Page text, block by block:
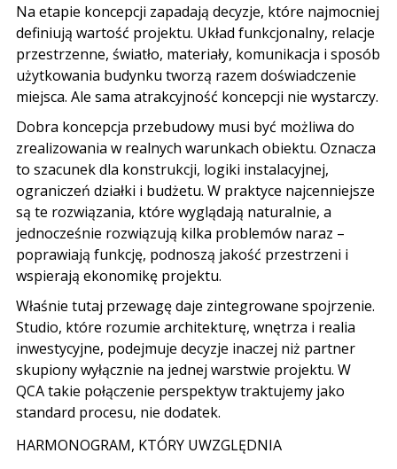
Na etapie koncepcji zapadają decyzje, które najmocniej
definiują wartość projektu. Układ funkcjonalny, relacje
przestrzenne, światło, materiały, komunikacja i sposób
użytkowania budynku tworzą razem doświadczenie
miejsca. Ale sama atrakcyjność koncepcji nie wystarczy.
Dobra koncepcja przebudowy musi być możliwa do
zrealizowania w realnych warunkach obiektu. Oznacza
to szacunek dla konstrukcji, logiki instalacyjnej,
ograniczeń działki i budżetu. W praktyce najcenniejsze
są te rozwiązania, które wyglądają naturalnie, a
jednocześnie rozwiązują kilka problemów naraz –
poprawiają funkcję, podnoszą jakość przestrzeni i
wspierają ekonomikę projektu.
Właśnie tutaj przewagę daje zintegrowane spojrzenie.
Studio, które rozumie architekturę, wnętrza i realia
inwestycyjne, podejmuje decyzje inaczej niż partner
skupiony wyłącznie na jednej warstwie projektu. W
QCA takie połączenie perspektyw traktujemy jako
standard procesu, nie dodatek.
HARMONOGRAM, KTÓRY UWZGLĘDNIA